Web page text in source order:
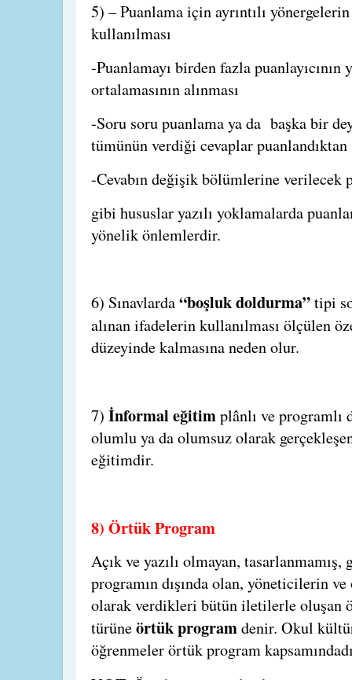
5) – Puanlama için ayrıntılı
kullanılması
-Puanlamayı birden fazla puanlayıcının
ortalamasının alınması
-Soru soru puanlama ya da başka bir
tümünün verdiği cevaplar
-Cevabın değişik bölümlerine verilecek
gibi hususlar yazılı yoklamalarda
yönelik önlemlerdir.
6) Sınavlarda“boşluk doldurma”tipi
alınan ifadelerin kullanılması ölçülen
düzeyinde kalmasına neden olur.
7) İnformal eğitimplânlı ve
olumlu ya da olumsuz olarak
eğitimdir.
8) Örtük Program
Açık ve yazılı olmayan,
programın dışında olan, yöneticilerin
olarak verdikleri bütün iletilerle oluşan
türüneörtük programdenir. Okul
öğrenmeler örtük program